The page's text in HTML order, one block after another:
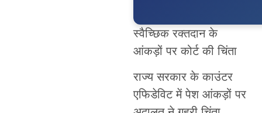
स्वैच्छिक रक्तदान के
आंकड़ों पर कोर्ट की चिंता
राज्य सरकार के काउंटर
एफिडेविट में पेश आंकड़ों पर